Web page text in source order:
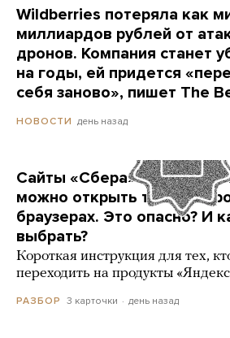
Wildberries потеряла как
миллиардов рублей от
дронов. Компания станет
на годы, ей придется
себя заново», пишет The
НОВОСТИ день назад
Сайты «Сбера» и других
можно открыть только в
браузерах. Это опасно? И
выбрать?
Короткая инструкция для тех,
переходить на продукты
РАЗБОР 3 карточки день назад